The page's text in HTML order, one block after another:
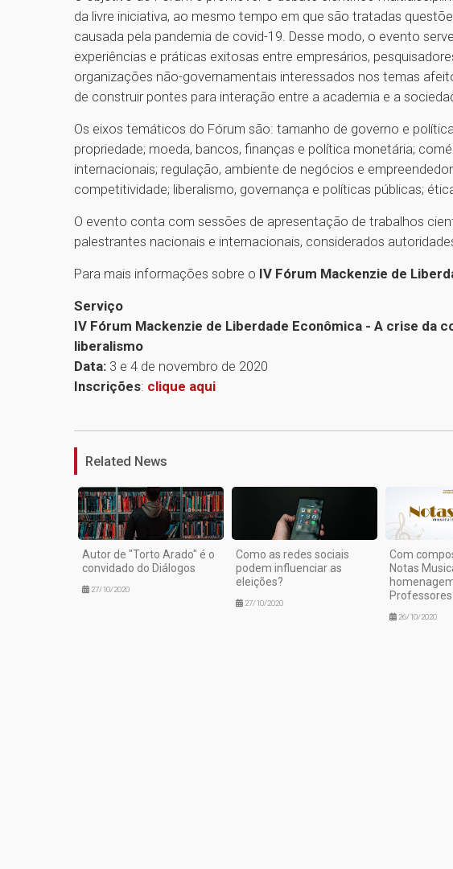
da livre iniciativa, ao mesmo tempo em que são tratadas
causada pela pandemia de covid-19. Desse modo, o evento
experiências e práticas exitosas entre empresários,
organizações não-governamentais interessados nos temas
de construir pontes para interação entre a academia e a
Os eixos temáticos do Fórum são: tamanho de governo e
propriedade; moeda, bancos, finanças e política monetária;
internacionais; regulação, ambiente de negócios e
competitividade; liberalismo, governança e políticas públicas;
O evento conta com sessões de apresentação de trabalhos
palestrantes nacionais e internacionais, considerados
Para mais informações sobre o IV Fórum Mackenzie de
Serviço
IV Fórum Mackenzie de Liberdade Econômica - A crise da
liberalismo
Data: 3 e 4 de novembro de 2020
Inscrições: clique aqui
Related News
Autor de "Torto Arado" é o
convidado do Diálogos
27/10/2020
Como as redes sociais
podem influenciar as
eleições?
27/10/2020
Com
Notas
Professores
26/10/2020